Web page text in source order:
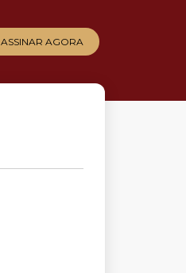
ASSINAR AGORA